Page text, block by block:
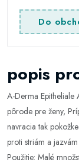
Do
popis
A-Derma Epitheliale
pôrode pre ženy,
navracia tak
proti striám a
Použitie: Malé